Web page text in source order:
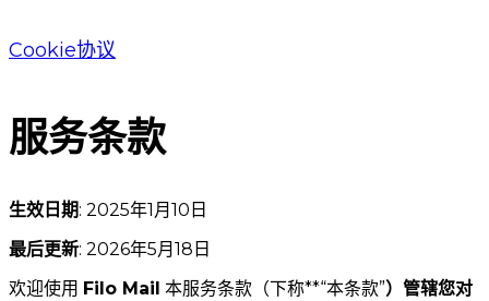
Cookie协议
服务条款
生效日期: 2025年1月10日
最后更新: 2026年5月18日
欢迎使用 Filo Mail 本服务条款（下称**“本条款”）管辖您对